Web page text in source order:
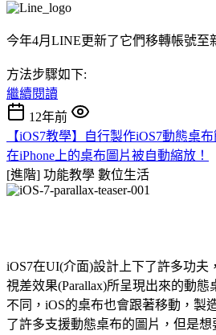
今年4月LINE更新了它們移轉帳號至
方法步驟如下:
繼續閱讀
12年前
【iOS7教學】自行製作iOS7動態桌
在iPhone上的桌布圖片被自動縮放！
[進階] 功能教學 數位生活
iOS7在UI(介面)設計上下了許多功夫
視差效果(Parallax)所呈現出來的動
不同，iOS的桌布也會跟著移動，製
了許多支援動態桌布的圖片，但是